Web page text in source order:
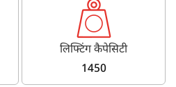
लिफ्टिंग कैपेसिटी
1450